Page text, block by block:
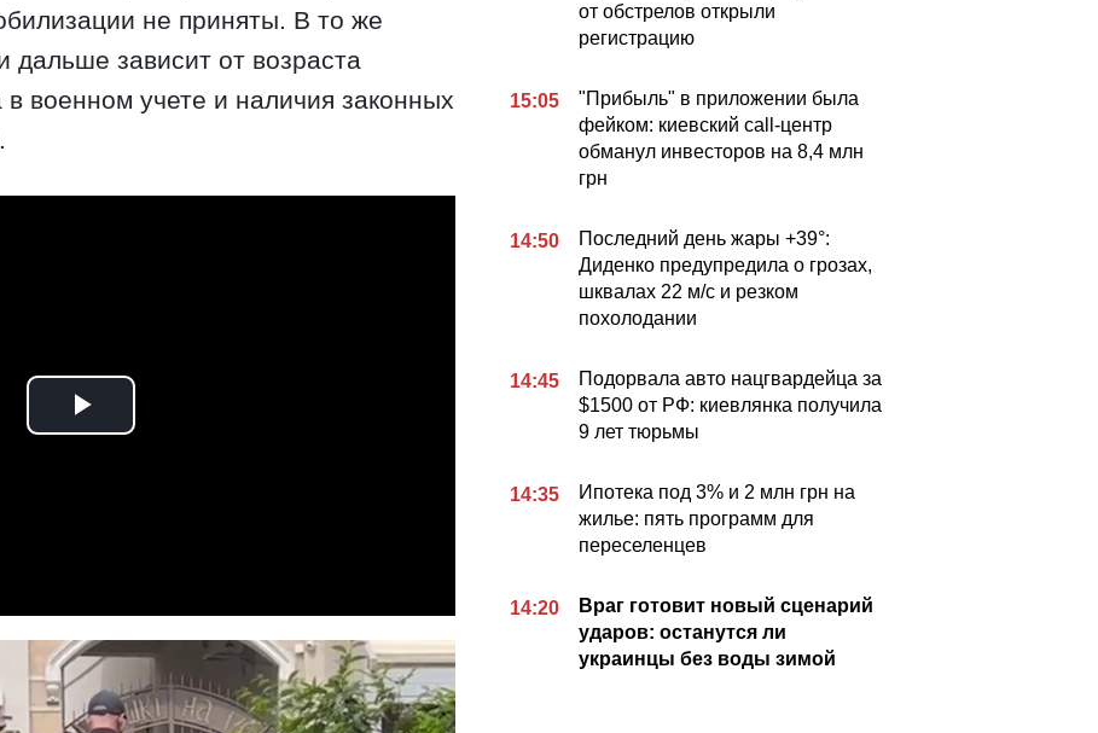
не приняты. В то же
дальше зависит от возраста
в военном учете и наличия законных
от обстрелов открыли
регистрацию
15:05
"Прибыль" в приложении была
фейком: киевский call-центр
обманул инвесторов на 8,4 млн
грн
14:50
Последний день жары +39°:
Диденко предупредила о грозах,
шквалах 22 м/с и резком
похолодании
14:45
Подорвала авто нацгвардейца за
$1500 от РФ: киевлянка получила
9 лет тюрьмы
14:35
Ипотека под 3% и 2 млн грн на
жилье: пять программ для
переселенцев
14:20
Враг готовит новый сценарий
ударов: останутся ли
украинцы без воды зимой